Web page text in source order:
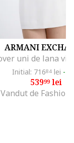
ARMANI
Initial: 71684 lei -
53999lei
Vandut de Fashion